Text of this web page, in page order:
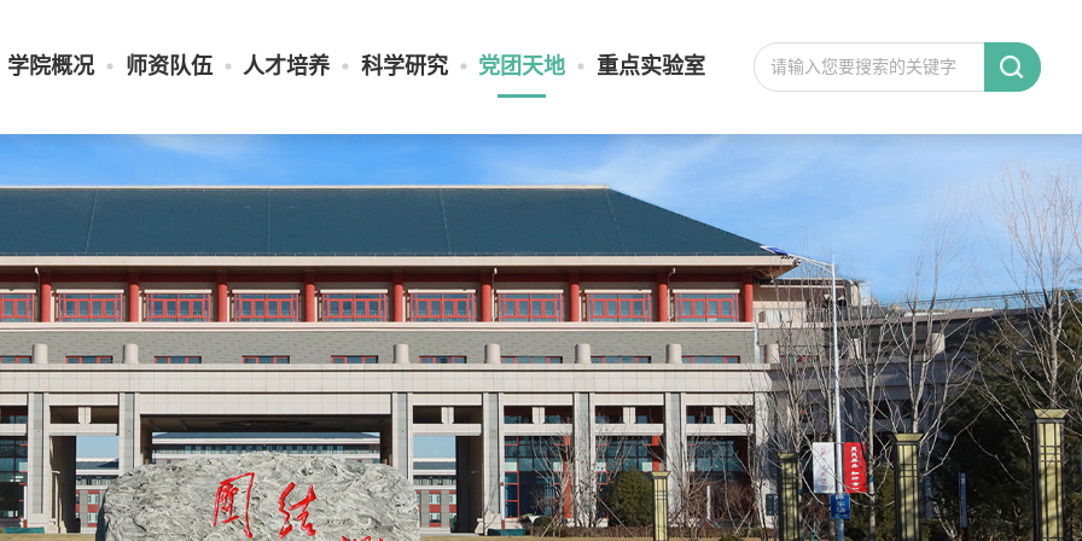
学院概况 师资队伍 人才培养 科学研究 党团天地 重点实验室